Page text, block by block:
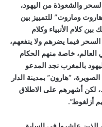
والشعوذة من اليهود،
وماروت” للتمييز بين
كلام الأنبياء وكلام
فيما يضرهم ولا ينفعهم،
خاصة منهم الحكام
بالمغرب نجد المدعو
“هارون” بمدينة الدار
لكن أشهرهم على الاطلاق
أزلغوط”.